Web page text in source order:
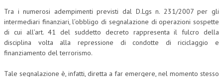
MANUALI E MONOGRAFIE
TESI DI LAUREA
MATERIALE DIDATTICO
Tra i numerosi adempimenti previsti dal D.Lgs n. 231/2007 per gli
intermediari finanziari, l’obbligo di segnalazione di operazioni sospette
di cui all’art. 41 del suddetto decreto rappresenta il fulcro della
disciplina volta alla repressione di condotte di riciclaggio e
finanziamento del terrorismo.
Tale segnalazione è, infatti, diretta a far emergere, nel momento stesso